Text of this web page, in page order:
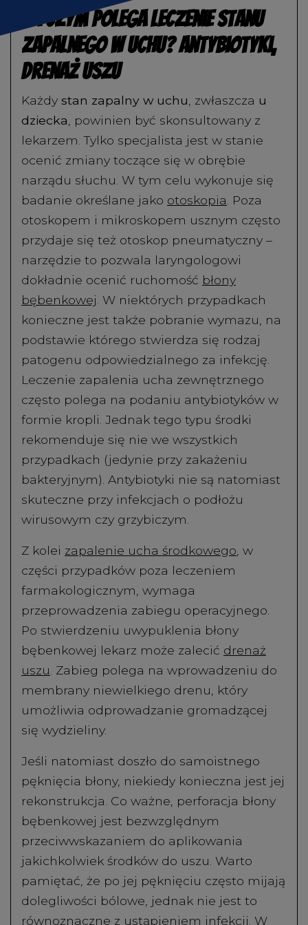
Na czym polega leczenie stanu
zapalnego w uchu? Antybiotyki,
drenaż uszu
Każdy stan zapalny w uchu, zwłaszcza u
dziecka, powinien być skonsultowany z
lekarzem. Tylko specjalista jest w stanie
ocenić zmiany toczące się w obrębie
narządu słuchu. W tym celu wykonuje się
badanie określane jako otoskopia. Poza
otoskopem i mikroskopem usznym często
przydaje się też otoskop pneumatyczny –
narzędzie to pozwala laryngologowi
dokładnie ocenić ruchomość błony
bębenkowej. W niektórych przypadkach
konieczne jest także pobranie wymazu, na
podstawie którego stwierdza się rodzaj
patogenu odpowiedzialnego za infekcję.
Leczenie zapalenia ucha zewnętrznego
często polega na podaniu antybiotyków w
formie kropli. Jednak tego typu środki
rekomenduje się nie we wszystkich
przypadkach (jedynie przy zakażeniu
bakteryjnym). Antybiotyki nie są natomiast
skuteczne przy infekcjach o podłożu
wirusowym czy grzybiczym.
Z kolei zapalenie ucha środkowego, w
części przypadków poza leczeniem
farmakologicznym, wymaga
przeprowadzenia zabiegu operacyjnego.
Po stwierdzeniu uwypuklenia błony
bębenkowej lekarz może zalecić drenaż
uszu. Zabieg polega na wprowadzeniu do
membrany niewielkiego drenu, który
umożliwia odprowadzanie gromadzącej
się wydzieliny.
Jeśli natomiast doszło do samoistnego
pęknięcia błony, niekiedy konieczna jest jej
rekonstrukcja. Co ważne, perforacja błony
bębenkowej jest bezwzględnym
przeciwwskazaniem do aplikowania
jakichkolwiek środków do uszu. Warto
pamiętać, że po jej pęknięciu często mijają
dolegliwości bólowe, jednak nie jest to
równoznaczne z ustąpieniem infekcji. W